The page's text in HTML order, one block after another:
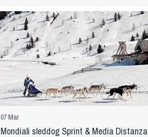
07 Mar
Mondiali sleddog Sprint & Media Distanza